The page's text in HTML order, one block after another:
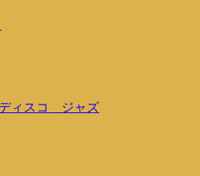
ィスコ ジャズ